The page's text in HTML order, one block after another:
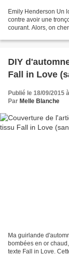
Emily Henderson Un
contre avoir une
courant. Alors, on
DIY
Fall in Love
Publié le 18/09/2015
Par Melle Blanche
Ma guirlande
bombées en or
texte Fall in Love.